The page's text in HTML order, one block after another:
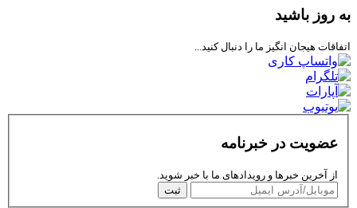
به روز باشید
اتفاقات هیجان انگیز ما را دنبال کنید...
عضویت در خبرنامه
از آخرین خبرها و رویدادهای ما با خبر شوید.
ثبت